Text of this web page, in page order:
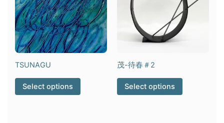
TSUNAGU
Select options
茂-待春＃2
Select options